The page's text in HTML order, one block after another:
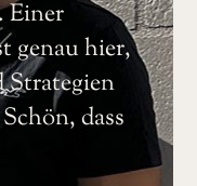
Einer
genau hier,
Strategien
dass